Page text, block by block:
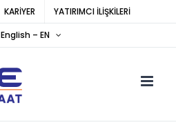
KARİYER
YATIRIMCI İLİŞKİLERİ
English – EN